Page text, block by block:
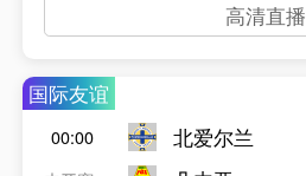
高清直播
国际友谊
00:00
北爱尔兰